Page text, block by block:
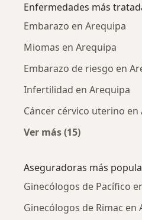
Enfermedades más
Embarazo en Arequipa
Miomas en Arequipa
Embarazo de riesgo en
Infertilidad en Arequipa
Cáncer cérvico uterino en
Ver más (15)
Aseguradoras más
Ginecólogos de Pacífico
Ginecólogos de Rimac en